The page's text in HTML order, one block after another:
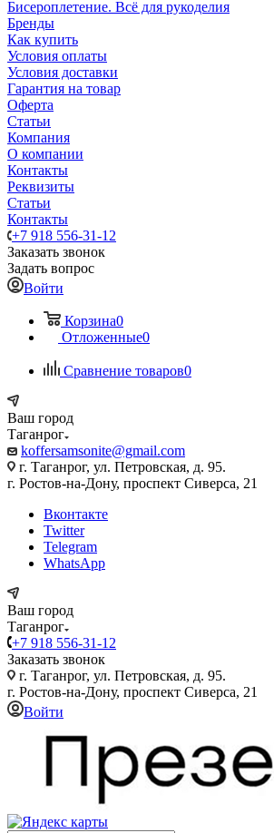
Бисероплетение. Всё для рукоделия
Бренды
Как купить
Условия оплаты
Условия доставки
Гарантия на товар
Оферта
Статьи
Компания
О компании
Контакты
Реквизиты
Статьи
Контакты
+7 918 556-31-12
Заказать звонок
Задать вопрос
Войти
Корзина0
Отложенные0
Сравнение товаров0
Ваш город
Таганрог
koffersamsonite@gmail.com
г. Таганрог, ул. Петровская, д. 95.
г. Ростов-на-Дону, проспект Сиверса, 21
Вконтакте
Twitter
Telegram
WhatsApp
Ваш город
Таганрог
+7 918 556-31-12
Заказать звонок
г. Таганрог, ул. Петровская, д. 95.
г. Ростов-на-Дону, проспект Сиверса, 21
Войти